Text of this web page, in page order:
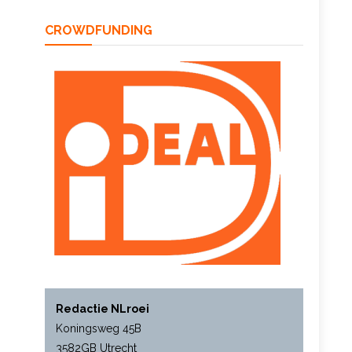
CROWDFUNDING
Redactie NLroei
Koningsweg 45B
3582GB Utrecht